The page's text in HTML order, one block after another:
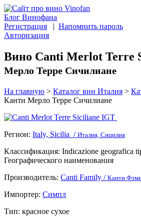
Блог Винофана
Регистрация | Напомнить пароль
Авторизация
Вино Canti Merlot Terre
Мерло Терре Сичилиане
На главную > Каталог вин Италия >
Канти Мерло Терре Сичилиане
Регион: Italy, Sicilia / Италия, Сицилия
Классификация: Indicazione geografica
Географического наименования
Производитель: Canti Family / Канти
Импортер: Симпл
Тип: красное сухое